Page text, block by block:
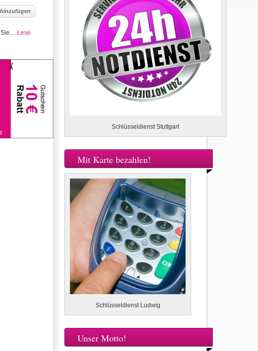
Sie… Lese
Schlüsseldienst Stuttgart
Mit Karte bezahlen!
Schlüsseldienst Ludwig
Unser Motto!